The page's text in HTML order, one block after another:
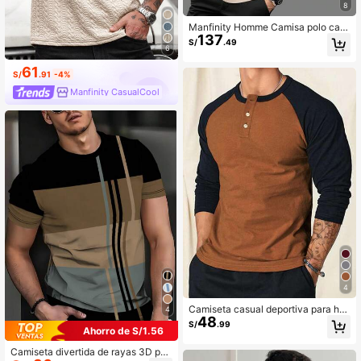
6
S/61 .91 -4%
Manfinity CasualCool
4
Ahorro de S/1.56
Camiseta divertida de rayas 3D par
8
Manfinity Homme Camisa polo cas
ual para hombre de 3 piezas con rib
ete en contraste, verano, formal
S/137.49
4
Camiseta casual deportiva para ho
mbres con mangas raglán, bloqueo
de color y media cartera con boton
S/48.99